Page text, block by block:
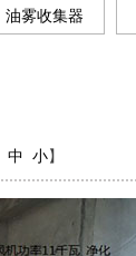
油雾收集器
中 小】